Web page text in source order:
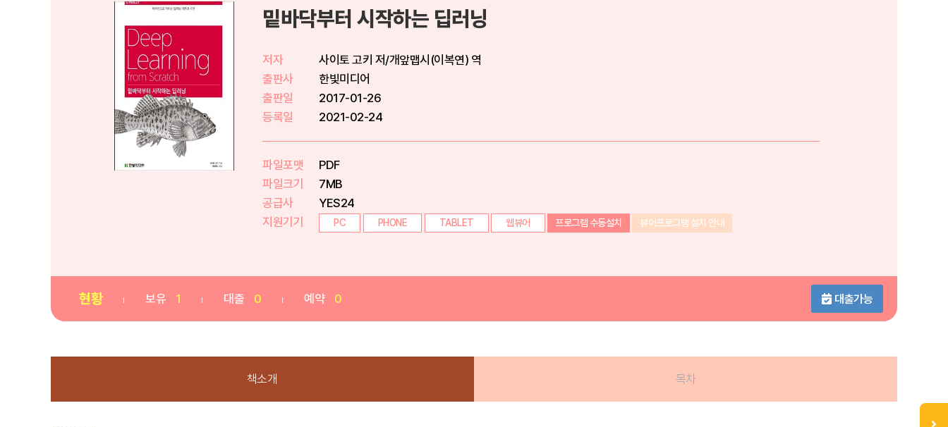
밑바닥부터 시작하는 딥러닝
저자
사이토 고키 저/개앞맵시(이복연) 역
출판사
한빛미디어
출판일
2017-01-26
등록일
2021-02-24
파일포맷
PDF
파일크기
7MB
공급사
YES24
지원기기
PC PHONE TABLET 웹뷰어 프로그램 수동설치 뷰어프로그램 설치 안내
현황 보유 1 대출 0 예약 0 대출가능
책소개 목차